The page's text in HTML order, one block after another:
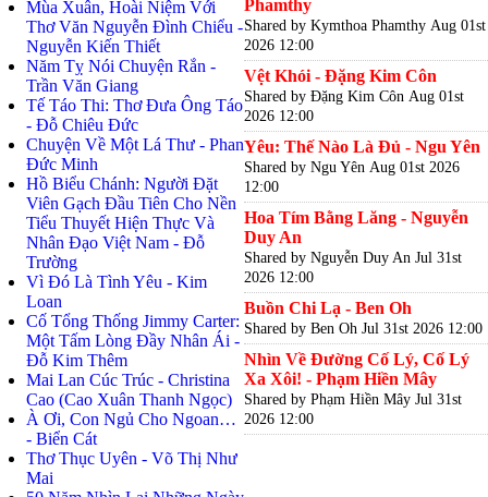
Mùa Xuân, Hoài Niệm Với
Thơ Văn Nguyễn Đình Chiểu -
Nguyễn Kiến Thiết
Năm Tỵ Nói Chuyện Rắn -
Trần Văn Giang
Tế Táo Thi: Thơ Đưa Ông Táo
- Đỗ Chiêu Đức
Chuyện Về Một Lá Thư - Phan
Đức Minh
Hồ Biểu Chánh: Người Đặt
Viên Gạch Đầu Tiên Cho Nền
Tiểu Thuyết Hiện Thực Và
Nhân Đạo Việt Nam - Đỗ
Trường
Vì Đó Là Tình Yêu - Kim
Loan
Cố Tổng Thống Jimmy Carter:
Một Tấm Lòng Đầy Nhân Ái -
Đỗ Kim Thêm
Mai Lan Cúc Trúc - Christina
Cao (Cao Xuân Thanh Ngọc)
À Ơi, Con Ngủ Cho Ngoan…
- Biển Cát
Thơ Thục Uyên - Võ Thị Như
Mai
Phamthy
Shared by Kymthoa Phamthy Aug 01st
2026 12:00
Vệt Khói - Đặng Kim Côn
Shared by Đặng Kim Côn Aug 01st
2026 12:00
Yêu: Thế Nào Là Đủ - Ngu Yên
Shared by Ngu Yên Aug 01st 2026
12:00
Hoa Tím Bằng Lăng - Nguyễn
Duy An
Shared by Nguyễn Duy An Jul 31st
2026 12:00
Buồn Chi Lạ - Ben Oh
Shared by Ben Oh Jul 31st 2026 12:00
Nhìn Về Đường Cố Lý, Cố Lý
Xa Xôi! - Phạm Hiền Mây
Shared by Phạm Hiền Mây Jul 31st
2026 12:00